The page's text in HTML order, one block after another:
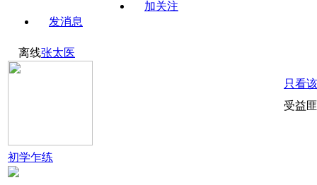
加关注
发消息
离线张太医
初学乍练
只看
受益